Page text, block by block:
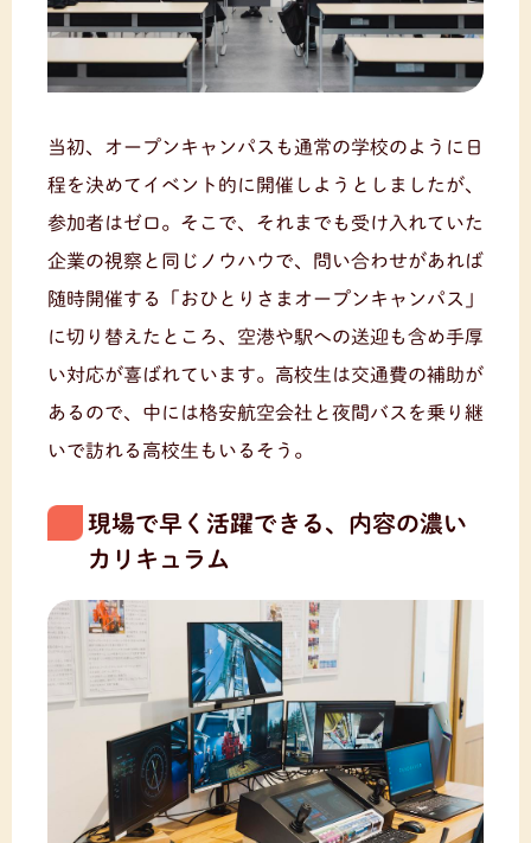
当初、オープンキャンパスも通常の学校のように日
程を決めてイベント的に開催しようとしましたが、
参加者はゼロ。そこで、それまでも受け入れていた
企業の視察と同じノウハウで、問い合わせがあれば
随時開催する「おひとりさまオープンキャンパス」
に切り替えたところ、空港や駅への送迎も含め手厚
い対応が喜ばれています。高校生は交通費の補助が
あるので、中には格安航空会社と夜間バスを乗り継
いで訪れる高校生もいるそう。
現場で早く活躍できる、内容の濃い
カリキュラム